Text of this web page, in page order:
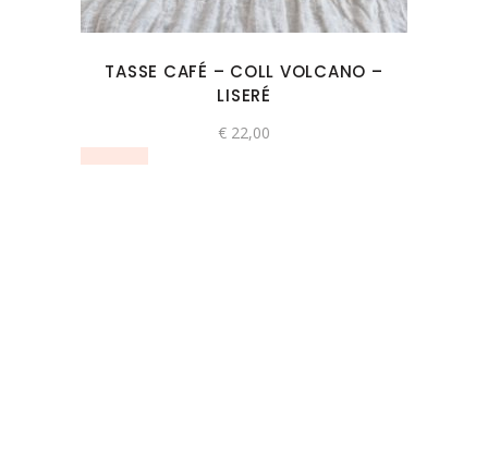
TASSE CAFÉ – COLL VOLCANO –
LISERÉ
€ 22,00